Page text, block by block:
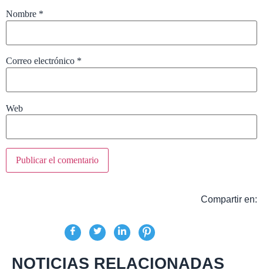
Nombre *
Correo electrónico *
Web
Compartir en:
NOTICIAS RELACIONADAS